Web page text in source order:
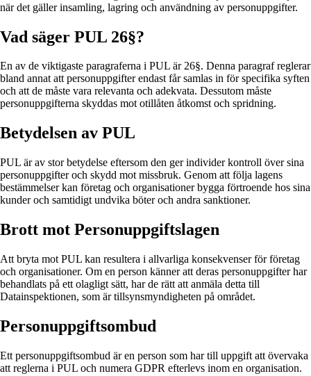
när det gäller insamling, lagring och användning av personuppgifter.
Vad säger PUL 26§?
En av de viktigaste paragraferna i PUL är 26§. Denna paragraf reglerar
bland annat att personuppgifter endast får samlas in för specifika syften
och att de måste vara relevanta och adekvata. Dessutom måste
personuppgifterna skyddas mot otillåten åtkomst och spridning.
Betydelsen av PUL
PUL är av stor betydelse eftersom den ger individer kontroll över sina
personuppgifter och skydd mot missbruk. Genom att följa lagens
bestämmelser kan företag och organisationer bygga förtroende hos sina
kunder och samtidigt undvika böter och andra sanktioner.
Brott mot Personuppgiftslagen
Att bryta mot PUL kan resultera i allvarliga konsekvenser för företag
och organisationer. Om en person känner att deras personuppgifter har
behandlats på ett olagligt sätt, har de rätt att anmäla detta till
Datainspektionen, som är tillsynsmyndigheten på området.
Personuppgiftsombud
Ett personuppgiftsombud är en person som har till uppgift att övervaka
att reglerna i PUL och numera GDPR efterlevs inom en organisation.